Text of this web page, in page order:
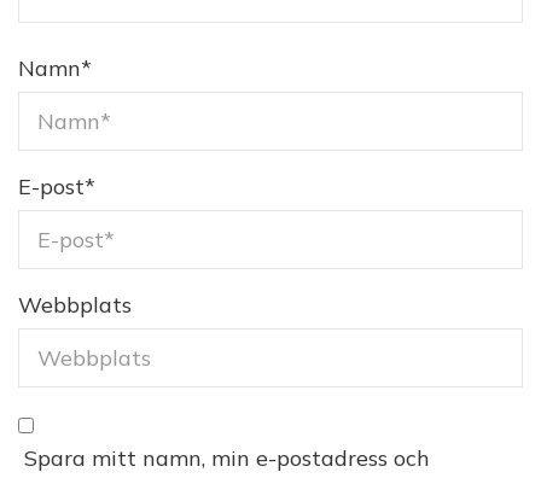
Namn*
E-post*
Webbplats
Spara mitt namn, min e-postadress och